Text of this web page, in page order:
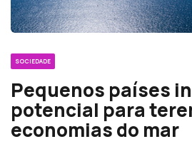
SOCIEDADE
Pequenos países
potencial para
economias do mar